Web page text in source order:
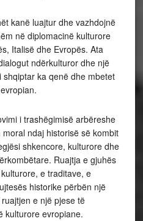
kanë luajtur dhe vazhdojnë
në diplomacinë kulturore
Italisë dhe Evropës. Ata
ndërkulturor dhe një
ka qenë dhe mbetet
i trashëgimisë arbëreshe
ndaj historisë së kombit
shkencore, kulturore dhe
Ruajtja e gjuhës
e traditave, e
historike përbën një
e një pjese të
kulturore evropiane.